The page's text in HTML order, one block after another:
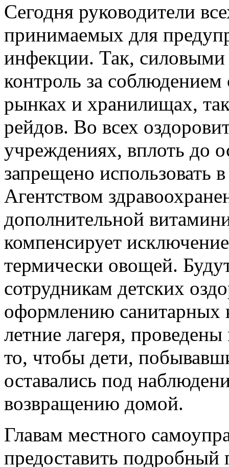
Сегодня руководители
принимаемых для
инфекции. Так, силовыми
контроль за
рынках и хранилищах,
рейдов. Во всех
учреждениях, вплоть до
запрещено
Агентством
дополнительной
компенсирует
термически овощей.
сотрудникам детских
оформлению санитарных
летние лагеря,
то, чтобы дети,
оставались под
возвращению домой.
Главам местного
предоставить